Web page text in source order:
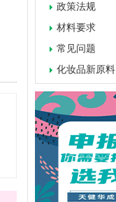
政策法规
材料要求
常见问题
化妆品新原料